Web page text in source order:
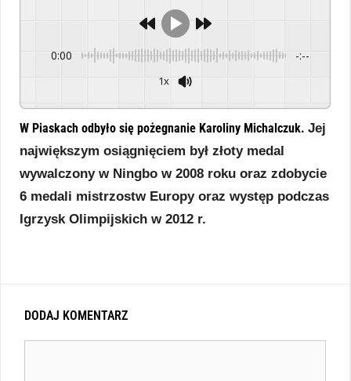
0:00 -:--
1x
W Piaskach odbyło się pożegnanie Karoliny Michalczuk. Jej
największym osiągnięciem był złoty medal
wywalczony w Ningbo w 2008 roku oraz zdobycie
6 medali mistrzostw Europy oraz występ podczas
Igrzysk Olimpijskich w 2012 r.
DODAJ KOMENTARZ